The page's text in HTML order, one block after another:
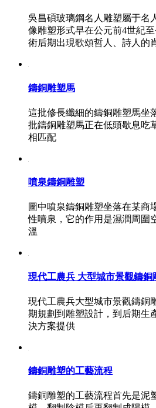
吳昌碩玻璃鋼名人雕塑屬于名
像雕塑形式早在公元前4世紀
術后期出現歌頌哲人、詩人的
鑄銅雕塑馬
這批修長纖細的鑄銅雕塑馬坐
批鑄銅雕塑馬正在低頭歇息吃
相匹配
噴泉鑄銅雕塑
圖中噴泉鑄銅雕塑坐落在某商
性噴泉，它的作用是濕潤周圍
溫
現代工農兵 大型城市景觀鑄銅
現代工農兵大型城市景觀鑄銅
期規劃到雕塑設計，到后期生
決方案提供
鑄銅雕塑的工藝流程
鑄銅雕塑的工藝流程首先是泥